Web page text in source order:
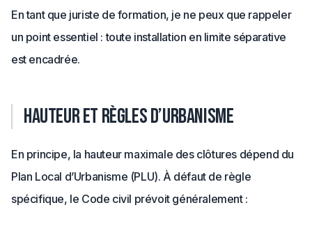
En tant que juriste de formation, je ne peux que rappeler
un point essentiel : toute installation en limite séparative
est encadrée.
Hauteur et règles d’urbanisme
En principe, la hauteur maximale des clôtures dépend du
Plan Local d’Urbanisme (PLU). À défaut de règle
spécifique, le Code civil prévoit généralement :